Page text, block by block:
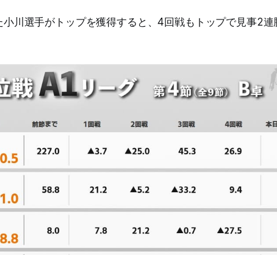
川選手がトップを獲得すると、4回戦もトップで見事2連